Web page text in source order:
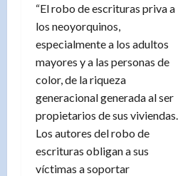
“El robo de escrituras priva a
los neoyorquinos,
especialmente a los adultos
mayores y a las personas de
color, de la riqueza
generacional generada al ser
propietarios de sus viviendas.
Los autores del robo de
escrituras obligan a sus
víctimas a soportar